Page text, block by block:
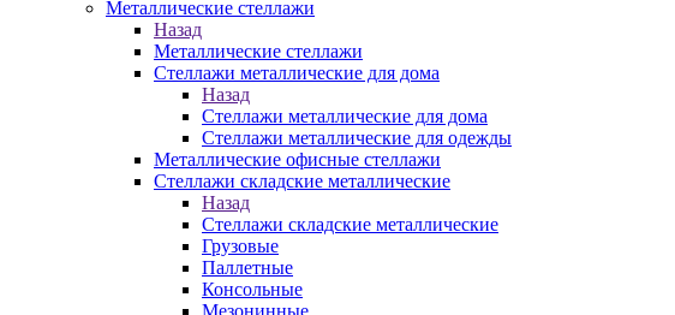
Металлические стеллажи
Назад
Металлические стеллажи
Стеллажи металлические для дома
Назад
Стеллажи металлические для дома
Стеллажи металлические для одежды
Металлические офисные стеллажи
Стеллажи складские металлические
Назад
Стеллажи складские металлические
Грузовые
Паллетные
Консольные
Мезонинные